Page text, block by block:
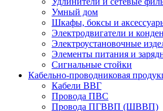
Умный дом
Шкафы, боксы и
Электродвигатели и
Электроустановочные
Элементы питания и
Сигнальные стойки
Кабельно-проводниковая
Кабели ВВГ
Провода ПВС
Провода ПГВВП (ШВВП)